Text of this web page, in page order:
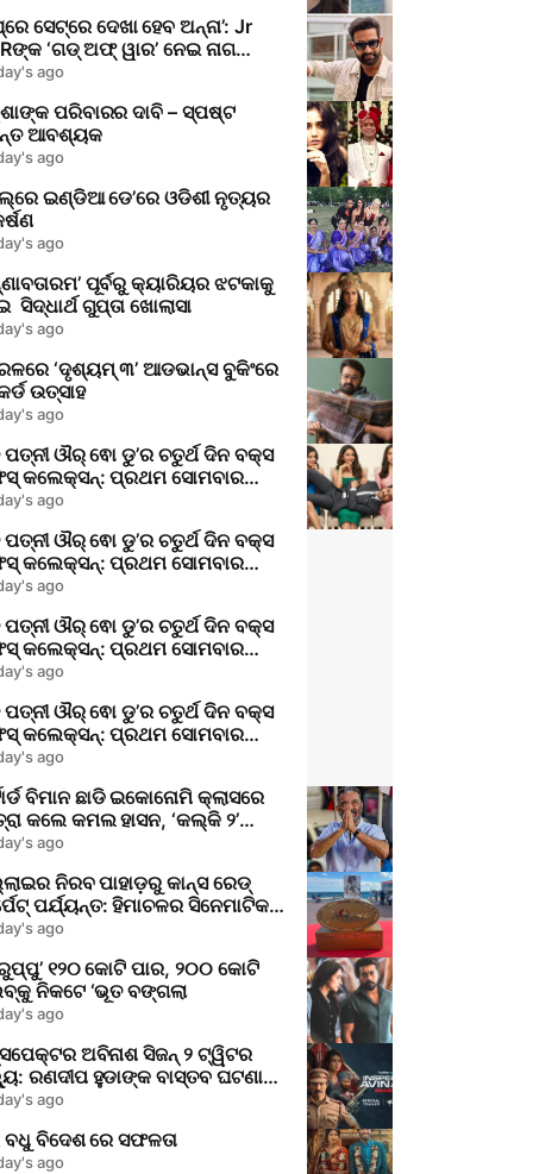
ସେଟ୍‌ରେ ଦେଖା ହେବ ଅନ୍ନା’: Jr
‘ଗଡ୍ ଅଫ୍ ୱାର’ ନେଇ ନାଗ
ବଡ଼ ଅପଡେଟ୍
ago
ପରିବାରର ଦାବି – ସ୍ପଷ୍ଟ
ଆବଶ୍ୟକ
ago
ଇଣ୍ଡିଆ ଡେ’ରେ ଓଡିଶୀ ନୃତ୍ୟର
ago
ପୂର୍ବରୁ କ୍ୟାରିୟର ଝଟକାକୁ
ନେଇ ସିଦ୍ଧାର୍ଥ ଗୁପ୍ତା ଖୋଲାସା
ago
‘ଦୃଶ୍ୟମ୍ ୩’ ଆଡଭାନ୍ସ ବୁକିଂରେ
ଉତ୍ସାହ
ago
ଔର୍ ଵୋ ଡୁ’ର ଚତୁର୍ଥ ଦିନ ବକ୍ସ
କଲେକ୍ସନ୍: ପ୍ରଥମ ସୋମବାର
ଆୟୁଷ୍ମାନଙ୍କ ଫିଲ୍ମ କେତେ
ago
ଔର୍ ଵୋ ଡୁ’ର ଚତୁର୍ଥ ଦିନ ବକ୍ସ
କଲେକ୍ସନ୍: ପ୍ରଥମ ସୋମବାର
ଆୟୁଷ୍ମାନଙ୍କ ଫିଲ୍ମ କେତେ
ago
ଔର୍ ଵୋ ଡୁ’ର ଚତୁର୍ଥ ଦିନ ବକ୍ସ
କଲେକ୍ସନ୍: ପ୍ରଥମ ସୋମବାର
ଆୟୁଷ୍ମାନଙ୍କ ଫିଲ୍ମ କେତେ
ago
ଔର୍ ଵୋ ଡୁ’ର ଚତୁର୍ଥ ଦିନ ବକ୍ସ
କଲେକ୍ସନ୍: ପ୍ରଥମ ସୋମବାର
ଆୟୁଷ୍ମାନଙ୍କ ଫିଲ୍ମ କେତେ
ago
ବିମାନ ଛାଡି ଇକୋନୋମି କ୍ଲାସରେ
କଲେ କମଲ ହାସନ, ‘କଲ୍କି ୨’
ପ୍ରଶଂସା
ago
ନିରବ ପାହାଡ଼ରୁ କାନ୍ସ ରେଡ୍
ପର୍ଯ୍ୟନ୍ତ: ହିମାଚଳର ସିନେମାଟିକ
ago
୧୨୦ କୋଟି ପାର, ୨୦୦ କୋଟି
ନିକଟେ ‘ଭୂତ ବଙ୍ଗଲା
ago
ଅବିନାଶ ସିଜନ୍ ୨ ଟ୍ୱିଟର
ରଣଦୀପ ହୁଡାଙ୍କ ବାସ୍ତବ ଘଟଣା
ସିରିଜ୍ କି ଦେଖିବା ଯୋଗ୍ୟ?
ago
ବିଦେଶ ରେ ସଫଳତା
ago